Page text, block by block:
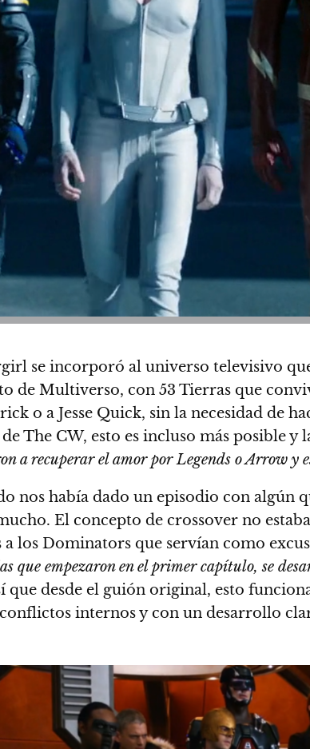
se incorporó al universo televisivo
de Multiverso, con 53 Tierras que
o a Jesse Quick, sin la necesidad de
The CW, esto es incluso más posible
a recuperar el amor por Legends o Arrow y
nos había dado un episodio con
El concepto de crossover no
los Dominators que servían como
que empezaron en el primer capítulo, se
que desde el guión original, esto
internos y con un desarrollo